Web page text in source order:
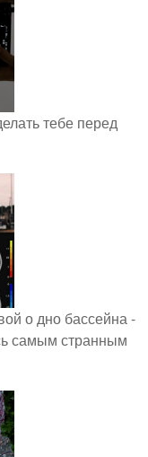
тебе перед
о дно бассейна -
самым странным